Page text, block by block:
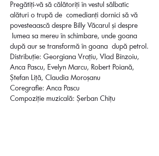
Pregătiți-vă să călătoriți în vestul sălbatic
alături o trupă de  comedianți dornici să vă
povesteaască despre Billy Văcarul și despre
lumea sa mereu în schimbare, unde goana
după aur se transformă în goana  după petrol.
Distribuție: Georgiana Vrațiu, Vlad Bînzoiu,
Anca Pascu, Evelyn Marcu, Robert Poiană,
Ștefan Liță, Claudia Moroșanu
Coregrafie: Anca Pascu
Compoziție muzicală: Șerban Chițu